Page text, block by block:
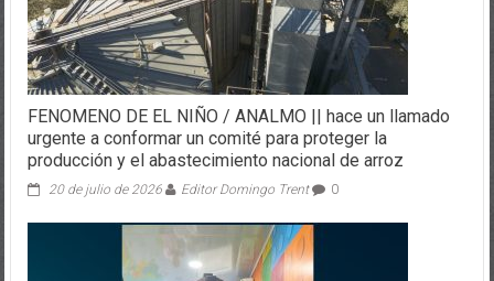
FENOMENO DE EL NIÑO / ANALMO || hace un llamado
urgente a conformar un comité para proteger la
producción y el abastecimiento nacional de arroz
20 de julio de 2026 Editor Domingo Trent 0